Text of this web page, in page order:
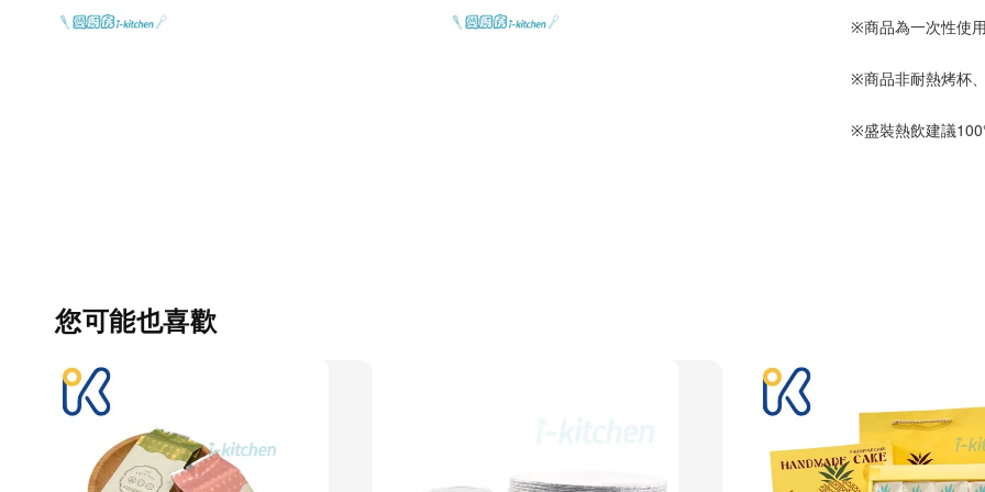
※商品為一次性使
※商品非耐熱烤杯
※盛裝熱飲建議
您可能也喜歡